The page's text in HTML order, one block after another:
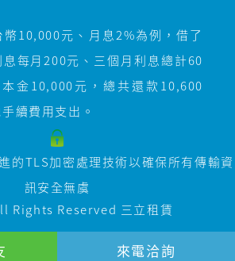
10,000元、月息2%為例，借了
息每月200元、三個月利息總計60
金10,000元，總共還款10,600
續費用支出。
的TLS加密處理技術以確保所有傳輸資
訊安全無虞
Rights Reserved 三立租賃
來電洽詢